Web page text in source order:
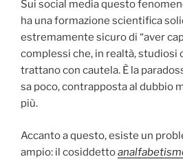
Sui social media questo
ha una formazione scientifica
estremamente sicuro di “aver
complessi che, in realtà, studiosi
trattano con cautela. È la
sa poco, contrapposta al dubbio
più.
Accanto a questo, esiste un
ampio: il cosiddetto